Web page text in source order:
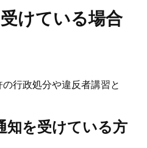
けている場合
行政処分や違反者講習と
知を受けている方